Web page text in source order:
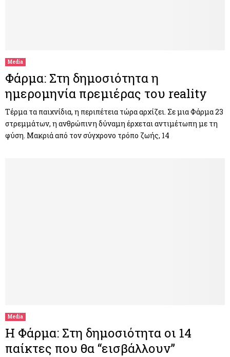
Media
Φάρμα: Στη δημοσιότητα η
ημερομηνία πρεμιέρας του reality
Τέρμα τα παιχνίδια, η περιπέτεια τώρα αρχίζει. Σε μια Φάρμα 23
στρεμμάτων, η ανθρώπινη δύναμη έρχεται αντιμέτωπη με τη
φύση. Μακριά από τον σύγχρονο τρόπο ζωής, 14
Media
Η Φάρμα: Στη δημοσιότητα οι 14
παίκτες που θα “εισβάλλουν”